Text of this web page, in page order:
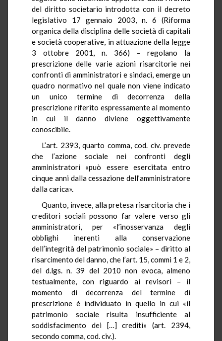
del diritto societario introdotta con il decreto
legislativo 17 gennaio 2003, n. 6 (Riforma
organica della disciplina delle società di capitali
e società cooperative, in attuazione della legge
3 ottobre 2001, n. 366) – regolano la
prescrizione delle varie azioni risarcitorie nei
confronti di amministratori e sindaci, emerge un
quadro normativo nel quale non viene indicato
un unico termine di decorrenza della
prescrizione riferito espressamente al momento
in cui il danno diviene oggettivamente
conoscibile.
L’art. 2393, quarto comma, cod. civ. prevede
che l’azione sociale nei confronti degli
amministratori «può essere esercitata entro
cinque anni dalla cessazione dell’amministratore
dalla carica».
Quanto, invece, alla pretesa risarcitoria che i
creditori sociali possono far valere verso gli
amministratori, per «l’inosservanza degli
obblighi inerenti alla conservazione
dell’integrità del patrimonio sociale» – diritto al
risarcimento del danno, che l’art. 15, commi 1 e 2,
del d.lgs. n. 39 del 2010 non evoca, almeno
testualmente, con riguardo ai revisori – il
momento di decorrenza del termine di
prescrizione è individuato in quello in cui «il
patrimonio sociale risulta insufficiente al
soddisfacimento dei […] crediti» (art. 2394,
secondo comma, cod. civ.).